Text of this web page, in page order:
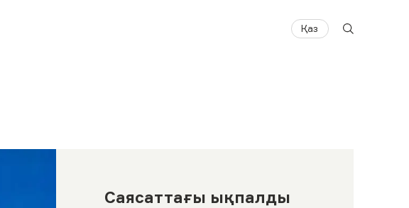
Қаз
Саясаттағы ықпалды